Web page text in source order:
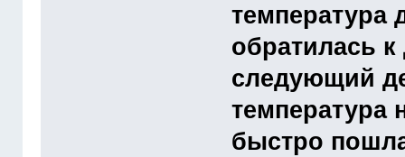
температура
обратилась
следующий
температура
быстро